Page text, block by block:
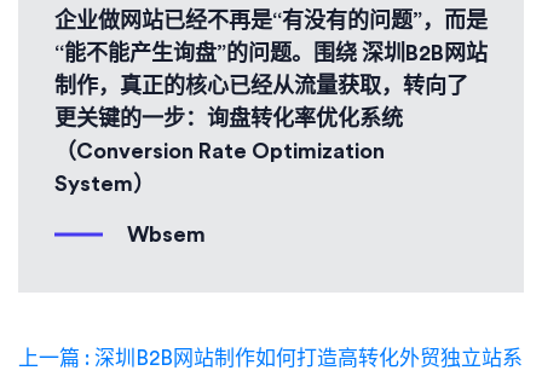
企业做网站已经不再是“有没有的问题”，而是
“能不能产生询盘”的问题。围绕 深圳B2B网站
制作，真正的核心已经从流量获取，转向了
更关键的一步：询盘转化率优化系统
（Conversion Rate Optimization
System）
Wbsem
上一篇 : 深圳B2B网站制作如何打造高转化外贸独立站系